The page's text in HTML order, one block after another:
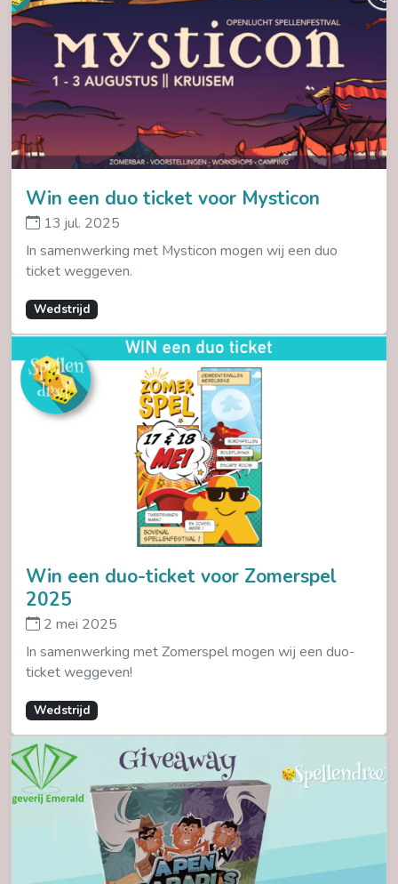
Win een duo ticket voor Mysticon
13 jul. 2025
In samenwerking met Mysticon mogen wij een duo
ticket weggeven.
Wedstrijd
Win een duo-ticket voor Zomerspel
2025
2 mei 2025
In samenwerking met Zomerspel mogen wij een duo-
ticket weggeven!
Wedstrijd